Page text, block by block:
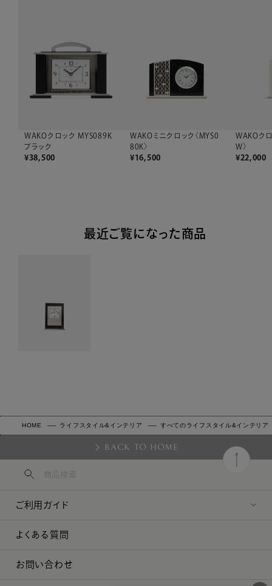
WAKOクロック MYS089K
ブラック
¥38,500
WAKOミニクロック〈MYS0
80K〉
¥16,500
WAKOク
W〉
¥22,000
最近ご覧になった商品
HOME ライフスタイル&インテリア すべてのライフスタイル&インテリア
BACK TO HOME
ご利用ガイド
よくある質問
お問い合わせ